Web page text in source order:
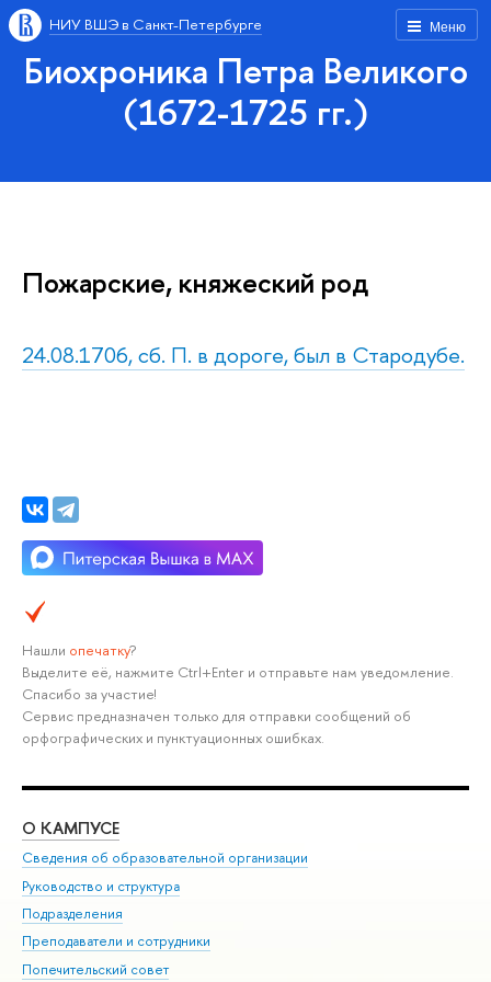
Меню
НИУ ВШЭ в Санкт-Петербурге
Биохроника Петра Великого
(1672-1725 гг.)
Пожарские, княжеский род
24.08.1706, сб. П. в дороге, был в Стародубе.
Нашли опечатку?
Выделите её, нажмите Ctrl+Enter и отправьте нам уведомление.
Спасибо за участие!
Сервис предназначен только для отправки сообщений об
орфографических и пунктуационных ошибках.
О КАМПУСЕ
Сведения об образовательной организации
Руководство и структура
Подразделения
Преподаватели и сотрудники
Попечительский совет